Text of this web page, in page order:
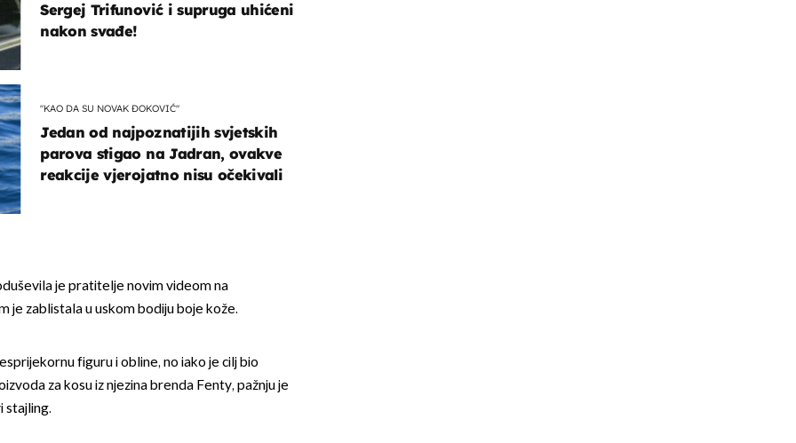
Sergej Trifunović i supruga uhićeni
nakon svađe!
"KAO DA SU NOVAK ĐOKOVIĆ"
Jedan od najpoznatijih svjetskih
parova stigao na Jadran, ovakve
reakcije vjerojatno nisu očekivali
je pratitelje novim videom na
je zablistala u uskom bodiju boje kože.
figuru i obline, no iako je cilj bio
za kosu iz njezina brenda Fenty, pažnju je
stajling.